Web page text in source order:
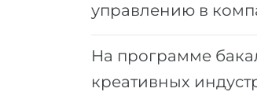
управлению в
На программе
креативных